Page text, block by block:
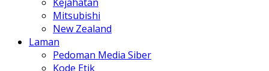
Mitsubishi
New Zealand
Laman
Pedoman Media Siber
Kode Etik